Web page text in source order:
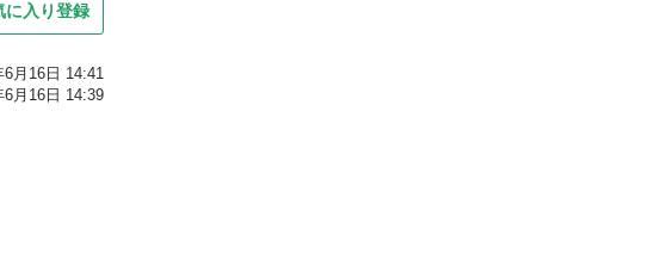
に入り登録
6月16日 14:41
6月16日 14:39